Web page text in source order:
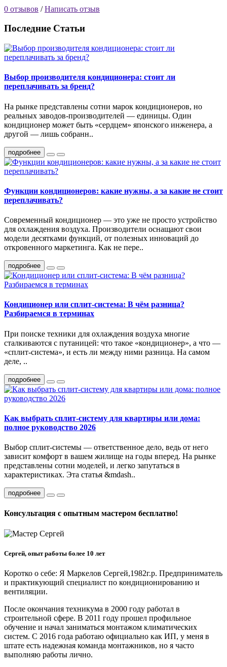
0 отзывов /Написать отзыв
Последние Статьи
Выбор производителя кондиционера: стоит ли
переплачивать за бренд?
На рынке представлены сотни марок кондиционеров, но
реальных заводов-производителей — единицы. Один
кондиционер может быть «сердцем» японского инженера, а
другой — лишь собранн..
подробнее
Функции кондиционеров: какие нужны, а за какие не стоит
переплачивать?
Современный кондиционер — это уже не просто устройство
для охлаждения воздуха. Производители оснащают свои
модели десятками функций, от полезных инноваций до
откровенного маркетинга. Как не пере..
подробнее
Кондиционер или сплит-система: В чём разница?
Разбираемся в терминах
При поиске техники для охлаждения воздуха многие
сталкиваются с путаницей: что такое «кондиционер», а что —
«сплит-система», и есть ли между ними разница. На самом
деле, ..
подробнее
Как выбрать сплит-систему для квартиры или дома:
полное руководство 2026
Выбор сплит-системы — ответственное дело, ведь от него
зависит комфорт в вашем жилище на годы вперед. На рынке
представлены сотни моделей, и легко запутаться в
характеристиках. Эта статья &mdash..
подробнее
Консультация с опытным мастером бесплатно!
Сергей, опыт работы более 10 лет
Коротко о себе: Я Маркелов Сергей,1982г.р. Предприниматель
и практикующий специалист по кондиционированию и
вентиляции.
После окончания техникума в 2000 году работал в
строительной сфере. В 2011 году прошел профильное
обучение и начал заниматься монтажом климатических
систем. С 2016 года работаю официально как ИП, у меня в
штате есть надежная команда монтажников, но я часто
выполняю работы лично.